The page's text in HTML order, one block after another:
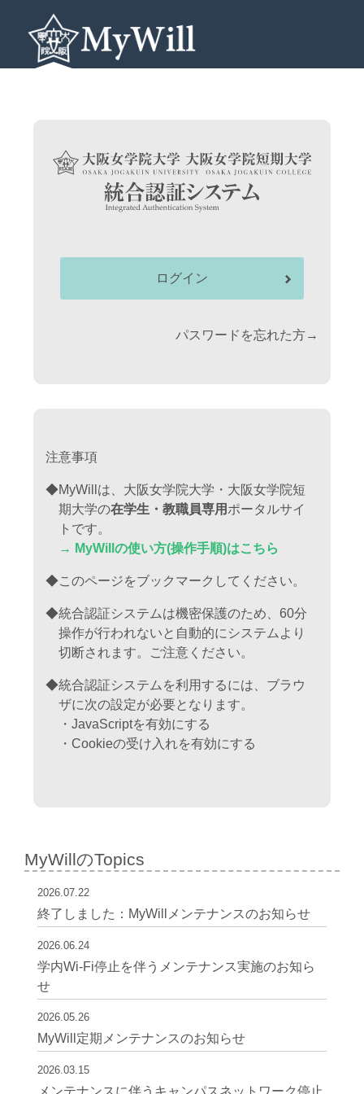
注意事項
◆MyWillは、大阪女学院大学・大阪女学院短
期大学の在学生・教職員専用 ポータルサイ
トです。
→ MyWillの使い方(操作手順)はこちら
◆このページをブックマークしてください。
◆統合認証システムは機密保護のため、60分
操作が行われないと自動的にシステムより
切断されます。ご注意ください。
◆統合認証システムを利用するには、ブラウ
ザに次の設定が必要となります。
・JavaScriptを有効にする
・Cookieの受け入れを有効にする
ログイン
パスワードを忘れた方→
MyWillのTopics
2026.07.22
終了しました：MyWillメンテナンスのお知らせ
2026.06.24
学内Wi-Fi停止を伴うメンテナンス実施のお知ら
せ
2026.05.26
MyWill定期メンテナンスのお知らせ
2026.03.15